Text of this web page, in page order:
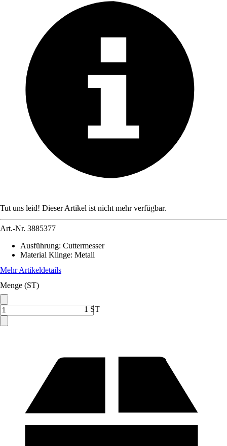
Tut uns leid! Dieser Artikel ist nicht mehr verfügbar.
Art.-Nr. 3885377
Ausführung: Cuttermesser
Material Klinge: Metall
Mehr Artikeldetails
Menge (ST)
1 ST